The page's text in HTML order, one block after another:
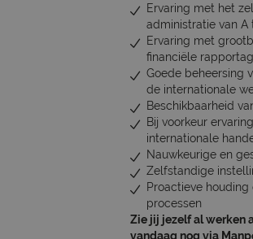
Ervaring met het
administratie van A
Ervaring met
financiële
Goede beheersing
de internationale
Beschikbaarheid
Bij voorkeur
internationale
Nauwkeurige en
Zelfstandige
Proactieve
processen
Zie jij jezelf al werken
vandaag nog via